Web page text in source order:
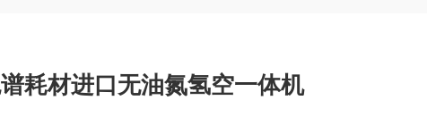
耗材进口无油氮氢空一体机